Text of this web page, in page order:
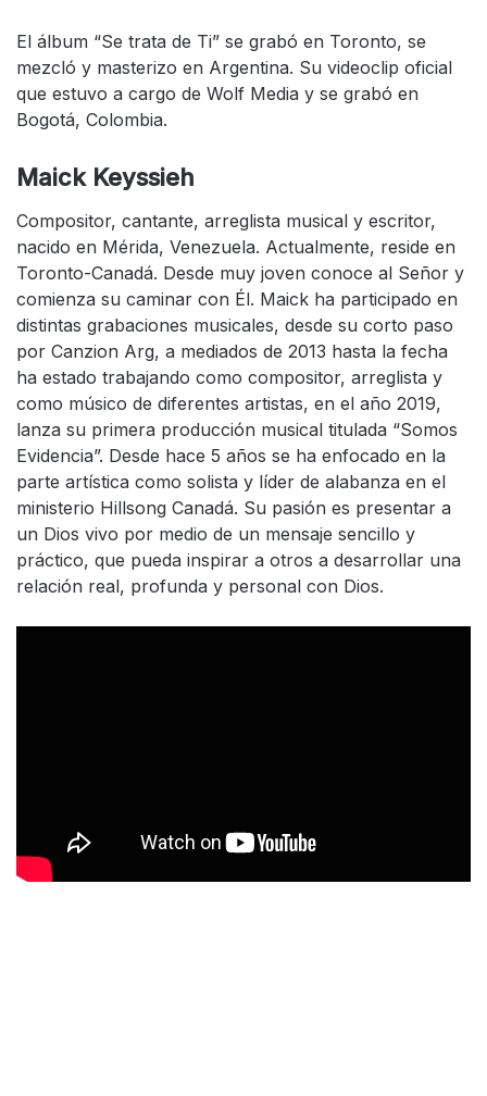
El álbum “Se trata de Ti” se grabó en Toronto, se
mezcló y masterizo en Argentina. Su videoclip oficial
que estuvo a cargo de Wolf Media y se grabó en
Bogotá, Colombia.
Maick Keyssieh
Compositor, cantante, arreglista musical y escritor,
nacido en Mérida, Venezuela. Actualmente, reside en
Toronto-Canadá. Desde muy joven conoce al Señor y
comienza su caminar con Él. Maick ha participado en
distintas grabaciones musicales, desde su corto paso
por Canzion Arg, a mediados de 2013 hasta la fecha
ha estado trabajando como compositor, arreglista y
como músico de diferentes artistas, en el año 2019,
lanza su primera producción musical titulada “Somos
Evidencia”. Desde hace 5 años se ha enfocado en la
parte artística como solista y líder de alabanza en el
ministerio Hillsong Canadá. Su pasión es presentar a
un Dios vivo por medio de un mensaje sencillo y
práctico, que pueda inspirar a otros a desarrollar una
relación real, profunda y personal con Dios.